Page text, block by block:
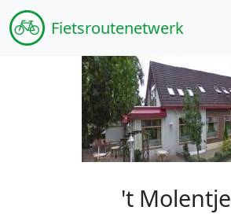
Fietsroutenetwerk
't Molentje